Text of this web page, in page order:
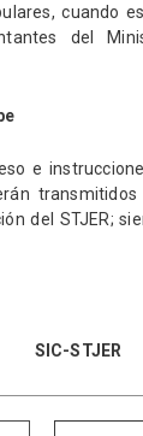
cuando
del
e
del STJER;
SIC-STJER